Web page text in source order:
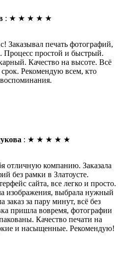
: ★ ★ ★ ★ ★
Заказывал печать фотографий,
Процесс простой и быстрый.
Качество на высоте. Всё
срок. Рекомендую всем, кто
: ★ ★ ★ ★ ★
отличную компанию. Заказала
без рамки в Златоусте.
сайта, все легко и просто.
изображения, выбрала нужный
заказ за пару минут, всё без
пришла вовремя, фотографии
Качество печати на
и насыщенные. Рекомендую!